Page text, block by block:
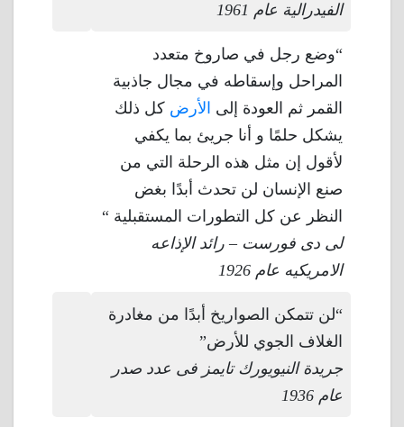
الفيدرالية عام 1961
“وضع رجل في صاروخ متعدد
المراحل وإسقاطه في مجال جاذبية
القمر ثم العودة إلى الأرض كل ذلك
يشكل حلمًا و أنا جريئ بما يكفي
لأقول إن مثل هذه الرحلة التي من
صنع الإنسان لن تحدث أبدًا بغض
النظر عن كل التطورات المستقبلية “
لى دى فورست – رائد الإذاعه
الامريكيه عام 1926
“لن تتمكن الصواريخ أبدًا من مغادرة
الغلاف الجوي للأرض”
جريدة النيويورك تايمز فى عدد صدر
عام 1936